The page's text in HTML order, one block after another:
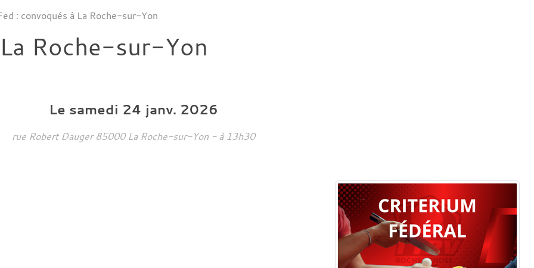
: convoqués à La Roche-sur-Yon
Roche-sur-Yon
Le samedi 24 janv. 2026
rue Robert Dauger 85000 La Roche-sur-Yon - à 13h30